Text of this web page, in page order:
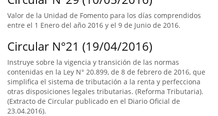
Valor de la Unidad de Fomento para los días comprendidos
entre el 1 Enero del año 2016 y el 9 de Junio de 2016.
Circular N°21 (19/04/2016)
Instruye sobre la vigencia y transición de las normas
contenidas en la Ley N° 20.899, de 8 de febrero de 2016, que
simplifica el sistema de tributación a la renta y perfecciona
otras disposiciones legales tributarias. (Reforma Tributaria).
(Extracto de Circular publicado en el Diario Oficial de
23.04.2016).